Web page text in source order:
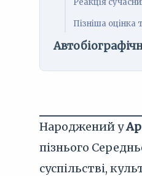
Реакція
Пізніша оцінка
Народжений у
пізнього
суспільстві,